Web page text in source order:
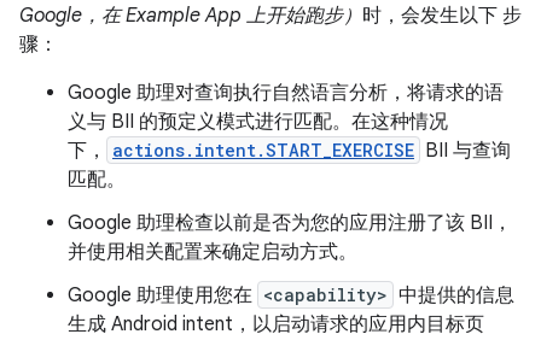
Google，在 Example App 上开始跑步） 时，会发生以下 步
骤：
Google 助理对查询执行自然语言分析，将请求的语
义与 BII 的预定义模式进行匹配。在这种情况
下，
actions.intent.START_EXERCISE BII 与查询
匹配。
Google 助理检查以前是否为您的应用注册了该 BII，
并使用相关配置来确定启动方式。
Google 助理使用您在 <capability> 中提供的信息
生成 Android intent，以启动请求的应用内目标页